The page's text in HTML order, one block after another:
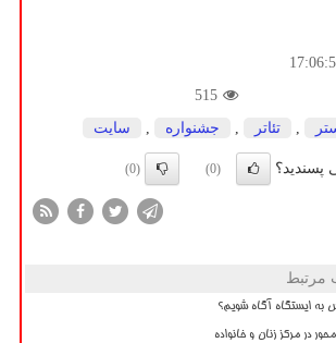
515
تئاتر جشنواره سایت
پسندید؟ (0)
(0)
مرتبط
به ایستگاه آگاه شویم؟